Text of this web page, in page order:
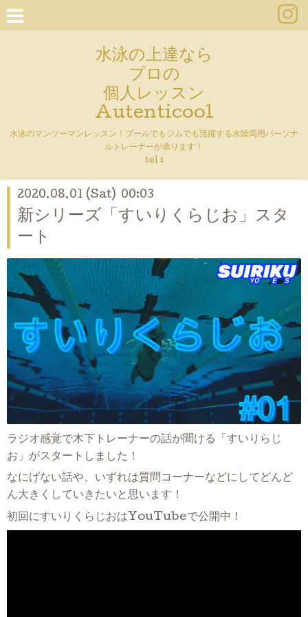
水泳の上達なら
プロの
個人レッスン
Autenticool
水泳のマンツーマンレッスン！プールでもジムでも活躍する水陸両用パーソナ
ルトレーナーが承ります！
tel :
2020.08.01 (Sat) 00:03
新シリーズ「すいりくらじお」スタ
ート
ラジオ感覚で木下トレーナーの話が聞ける「すいりらじ
お」がスタートしました！
なにげない話や、いずれは質問コーナーなどにしてどんど
ん大きくしていきたいと思います！
初回にすいりくらじおはYouTubeで公開中！